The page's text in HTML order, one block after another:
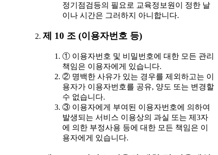
정기점검등의 필요로 교육정보원이 정한 날
이나 시간은 그러하지 아니합니다.
제 10 조 (이용자번호 등)
① 이용자번호 및 비밀번호에 대한 모든 관리
책임은 이용자에게 있습니다.
② 명백한 사유가 있는 경우를 제외하고는 이
용자가 이용자번호를 공유, 양도 또는 변경할
수 없습니다.
③ 이용자에게 부여된 이용자번호에 의하여
발생되는 서비스 이용상의 과실 또는 제3자
에 의한 부정사용 등에 대한 모든 책임은 이
용자에게 있습니다.